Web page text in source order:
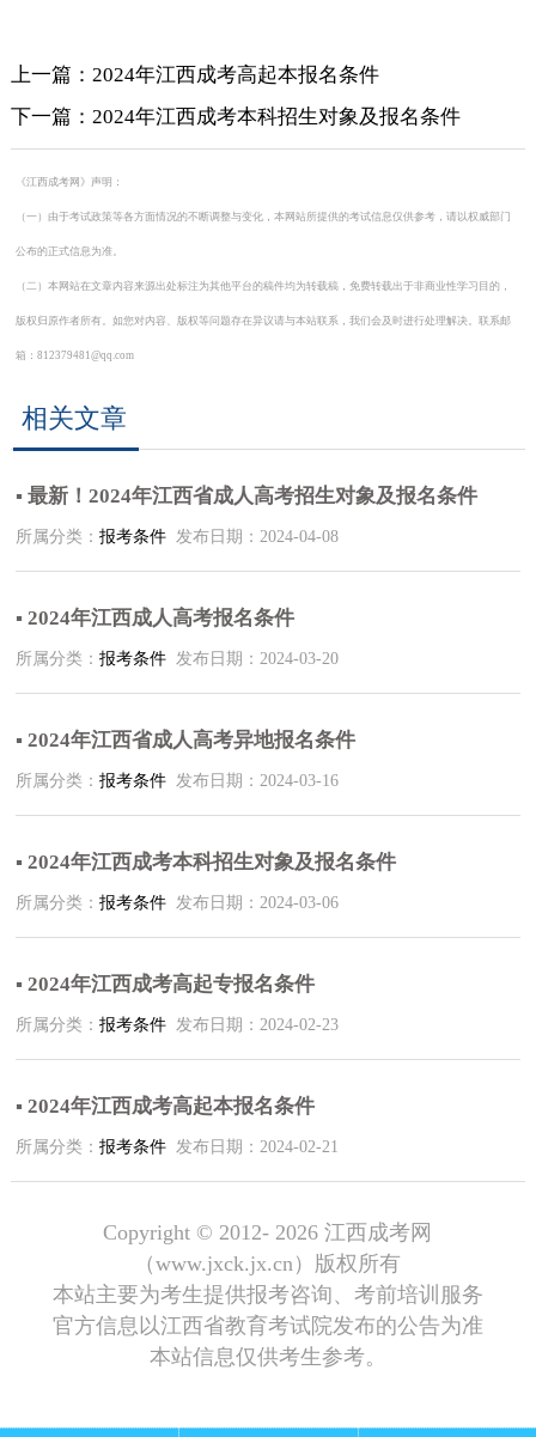
上一篇：2024年江西成考高起本报名条件
下一篇：2024年江西成考本科招生对象及报名条件
《江西成考网》声明：
（一）由于考试政策等各方面情况的不断调整与变化，本网站所提供的考试信息仅供参考，请以权威部门
公布的正式信息为准。
（二）本网站在文章内容来源出处标注为其他平台的稿件均为转载稿，免费转载出于非商业性学习目的，
版权归原作者所有。如您对内容、版权等问题存在异议请与本站联系，我们会及时进行处理解决。联系邮
箱：812379481@qq.com
相关文章
▪ 最新！2024年江西省成人高考招生对象及报名条件
所属分类：报考条件 发布日期：2024-04-08
▪ 2024年江西成人高考报名条件
所属分类：报考条件 发布日期：2024-03-20
▪ 2024年江西省成人高考异地报名条件
所属分类：报考条件 发布日期：2024-03-16
▪ 2024年江西成考本科招生对象及报名条件
所属分类：报考条件 发布日期：2024-03-06
▪ 2024年江西成考高起专报名条件
所属分类：报考条件 发布日期：2024-02-23
▪ 2024年江西成考高起本报名条件
所属分类：报考条件 发布日期：2024-02-21
Copyright © 2012- 2026 江西成考网
（www.jxck.jx.cn）版权所有
本站主要为考生提供报考咨询、考前培训服务
官方信息以江西省教育考试院发布的公告为准
本站信息仅供考生参考。